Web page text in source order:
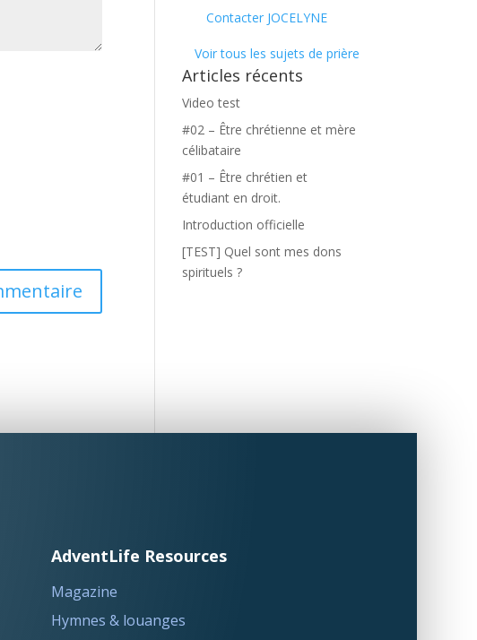
Contacter JOCELYNE
Voir tous les sujets de prière
Articles récents
Video test
#02 – Être chrétienne et mère
célibataire
#01 – Être chrétien et
étudiant en droit.
Introduction officielle
[TEST] Quel sont mes dons
spirituels ?
AdventLife Resources
Magazine
Hymnes & louanges